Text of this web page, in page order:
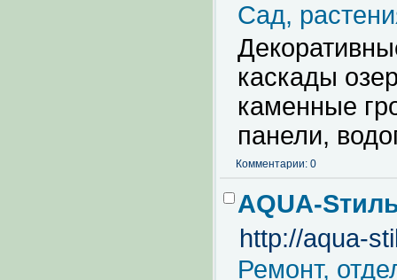
Сад,
каскады
каменные
панели,
Комментарии: 0
AQUA-
http://aqua-
Ремонт,